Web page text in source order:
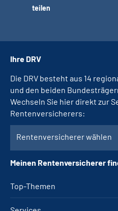
teilen
Top-Themen
Ihre DRV
Die DRV besteht aus 14
und den beiden
Wechseln Sie hier direkt zur
Rentenversicherers:
Rentenversicherer wählen
Meinen Rentenversicherer